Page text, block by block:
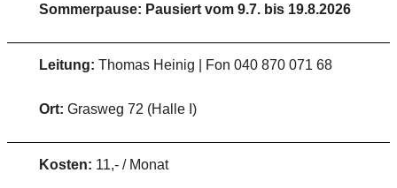
Sommerpause: Pausiert vom 9.7. bis 19.8.2026
Leitung: Thomas Heinig | Fon 040 870 071 68
Ort: Grasweg 72 (Halle I)
Kosten: 11,- / Monat